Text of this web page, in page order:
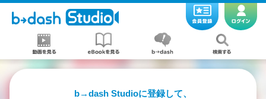
b→dash Studioに登録して、